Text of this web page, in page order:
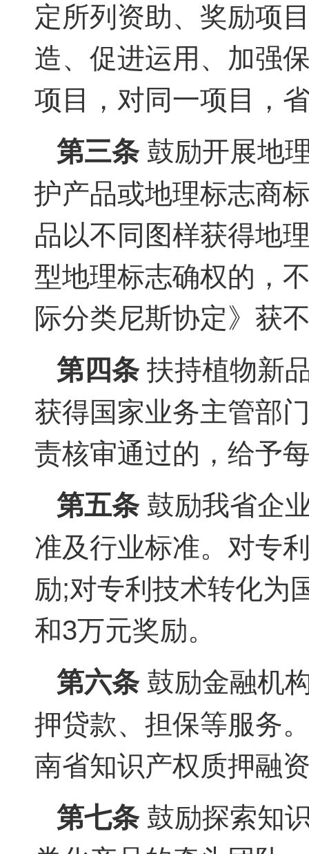
定所列资助、奖励项
造、促进运用、加强
项目，对同一项目，
第三条鼓励开展地
护产品或地理标志商
品以不同图样获得地
型地理标志确权的，
际分类尼斯协定》获
第四条扶持植物新
获得国家业务主管部
责核审通过的，给予
第五条鼓励我省企
准及行业标准。对专
励;对专利技术转化为
和3万元奖励。
第六条鼓励金融机
押贷款、担保等服务
南省知识产权质押融
第七条鼓励探索知